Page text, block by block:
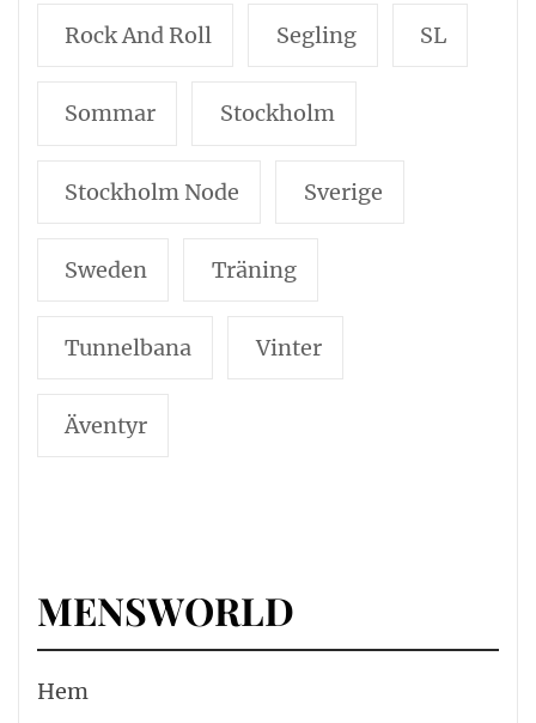
Rock And Roll Segling SL
Sommar Stockholm
Stockholm Node Sverige
Sweden Träning
Tunnelbana Vinter
Äventyr
MENSWORLD
Hem